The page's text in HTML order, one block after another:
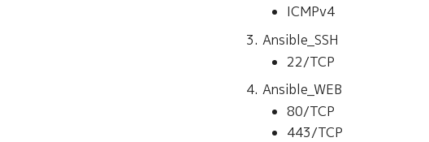
ICMPv4
Ansible_SSH
22/TCP
Ansible_WEB
80/TCP
443/TCP